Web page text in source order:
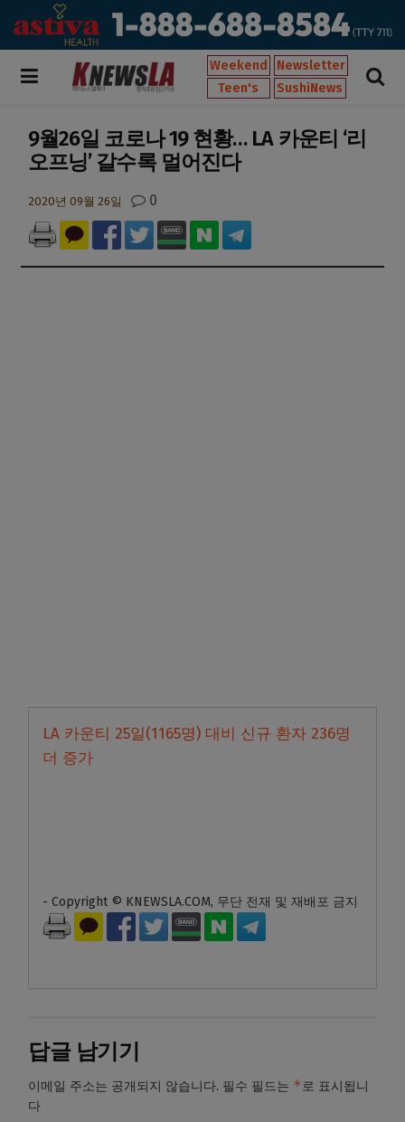
Weekend
Newsletter
Teen's
SushiNews
9월26일 코로나 19 현황… LA 카운티 ‘리
오프닝’ 갈수록 멀어진다
2020년 09월 26일 0
LA 카운티 25일(1165명) 대비 신규 환자 236명
더 증가
- Copyright © KNEWSLA.COM, 무단 전재 및 재배포 금지
답글 남기기
이메일 주소는 공개되지 않습니다. 필수 필드는 *로 표시됩니
다